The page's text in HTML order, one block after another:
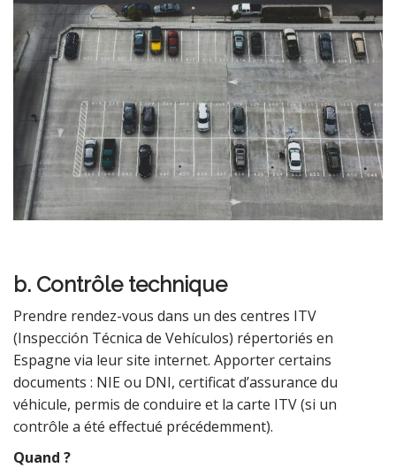
b. Contrôle technique
Prendre rendez-vous dans un des centres ITV
(Inspección Técnica de Vehículos) répertoriés en
Espagne via leur site internet. Apporter certains
documents : NIE ou DNI, certificat d’assurance du
véhicule, permis de conduire et la carte ITV (si un
contrôle a été effectué précédemment).
Quand ?